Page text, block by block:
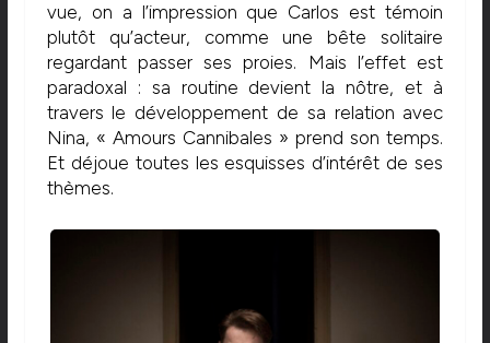
vue, on a l’impression que Carlos est témoin
plutôt qu’acteur, comme une bête solitaire
regardant passer ses proies. Mais l’effet est
paradoxal : sa routine devient la nôtre, et à
travers le développement de sa relation avec
Nina, « Amours Cannibales » prend son temps.
Et déjoue toutes les esquisses d’intérêt de ses
thèmes.